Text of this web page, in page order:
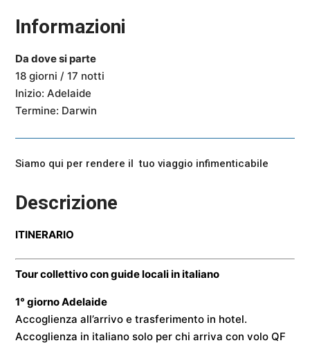
s
n
s
o
Informazioni
Da dove si parte
18 giorni / 17 notti
Inizio:Adelaide
Termine: Darwin
Siamo qui per rendere il tuo viaggio infimenticabile
Descrizione
ITINERARIO
Tour collettivo con guide locali in italiano
1° giornoAdelaide
Accoglienza all’arrivo e trasferimento in hotel.
Accoglienza in italiano solo per chi arriva con volo QF